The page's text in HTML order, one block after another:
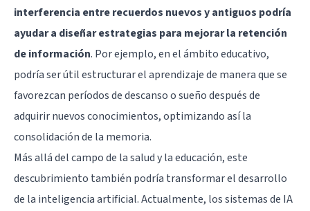
interferencia entre recuerdos nuevos y antiguos podría
ayudar a diseñar estrategias para mejorar la retención
de información. Por ejemplo, en el ámbito educativo,
podría ser útil estructurar el aprendizaje de manera que se
favorezcan períodos de descanso o sueño después de
adquirir nuevos conocimientos, optimizando así la
consolidación de la memoria.
Más allá del campo de la salud y la educación, este
descubrimiento también podría transformar el desarrollo
de la inteligencia artificial. Actualmente, los sistemas de IA